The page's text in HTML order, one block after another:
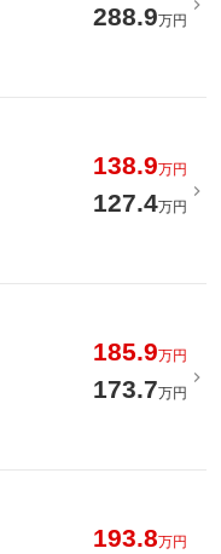
288.9万円
138.9万円
127.4万円
185.9万円
173.7万円
193.8万円